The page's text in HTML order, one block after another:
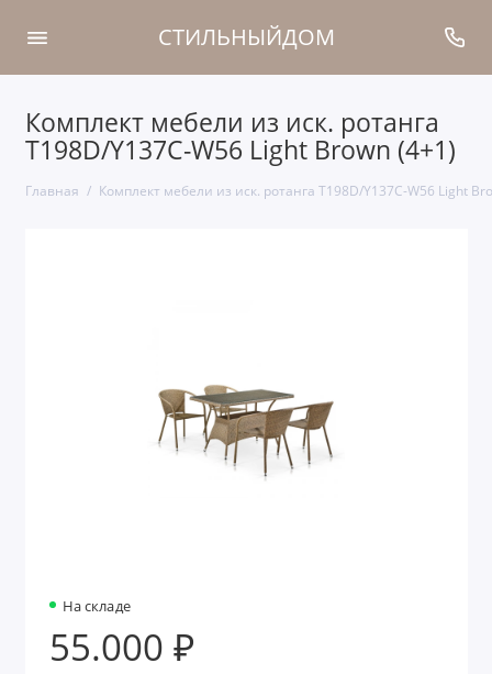
СТИЛЬНЫЙДОМ
Комплект мебели из иск. ротанга
T198D/Y137C-W56 Light Brown (4+1)
Главная Комплект мебели из иск. ротанга T198D/Y137C-W56 Light
На складе
55.000 ₽